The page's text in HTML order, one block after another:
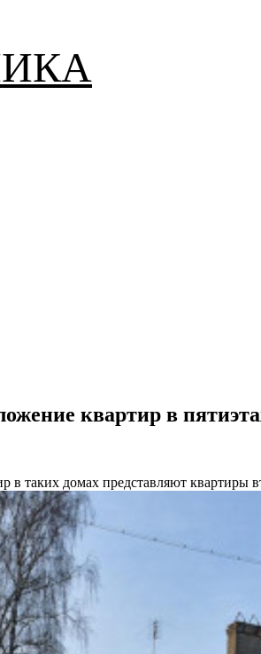
квартир в
в таких домах представляют квартиры